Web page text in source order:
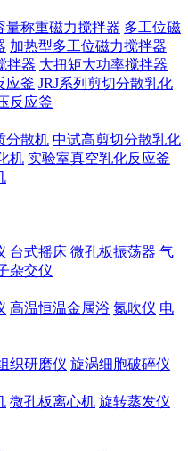
量称重磁力搅拌器 多工位磁
加热型多工位磁力搅拌器
拌器 大扭矩大功率搅拌器
应釜 JRJ系列剪切分散乳化
反应釜
分散机 中试高剪切分散乳化
机 实验室真空乳化反应釜
台式摇床 微孔板振荡器 气
杂交仪
高温恒温金属浴 氮吹仪 电
织研磨仪 旋涡细胞破碎仪
微孔板离心机 旋转蒸发仪